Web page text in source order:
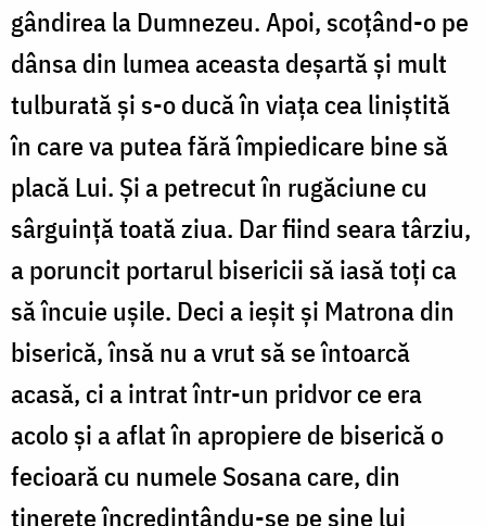
gândirea la Dumnezeu. Apoi, scoțând-o pe
dânsa din lumea aceasta deșartă și mult
tulburată și s-o ducă în viața cea liniștită
în care va putea fără împiedicare bine să
placă Lui. Și a petrecut în rugăciune cu
sârguință toată ziua. Dar fiind seara târziu,
a poruncit portarul bisericii să iasă toți ca
să încuie ușile. Deci a ieșit și Matrona din
biserică, însă nu a vrut să se întoarcă
acasă, ci a intrat într-un pridvor ce era
acolo și a aflat în apropiere de biserică o
fecioară cu numele Sosana care, din
tinerețe încredințându-se pe sine lui